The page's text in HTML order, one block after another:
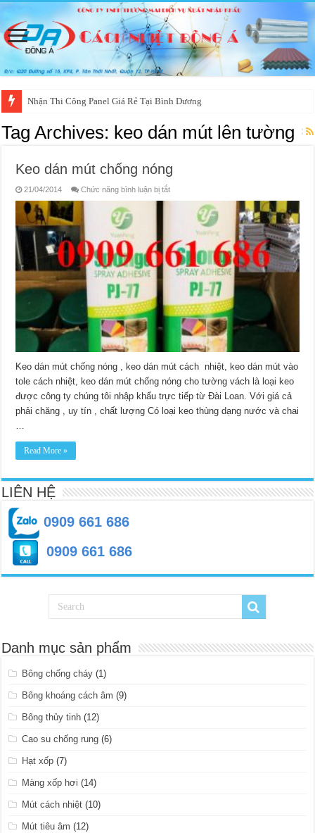
Nhận Thi Công Panel Giá Rẻ Tại Bình Dương
Tag Archives: keo dán mút lên tường
Keo dán mút chống nóng
21/04/2014 Chức năng bình luận bị tắtở
Keo dán mút chống nóng , keo dán mút cách nhiệt, keo dán mút vào
tole cách nhiệt, keo dán mút chống nóng cho tường vách là loại keo
được công ty chúng tôi nhập khẩu trực tiếp từ Đài Loan. Với giá cả
phải chăng , uy tín , chất lượng Có loại keo thùng dạng nước và chai
Read More »
LIÊN HỆ
0909 661 686
0909 661 686
Danh mục sản phẩm
Bông chống cháy (1)
Bông khoáng cách âm (9)
Bông thủy tinh (12)
Cao su chống rung (6)
Hạt xốp (7)
Màng xốp hơi (14)
Mút cách nhiệt (10)
Mút tiêu âm (12)